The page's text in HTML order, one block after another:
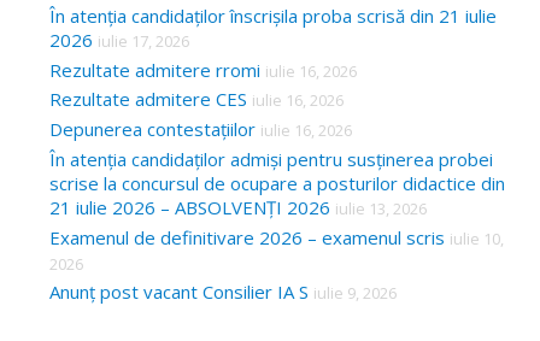
În atenția candidaților înscrișila proba scrisă din 21 iulie
2026 iulie 17, 2026
Rezultate admitere rromi iulie 16, 2026
Rezultate admitere CES iulie 16, 2026
Depunerea contestațiilor iulie 16, 2026
În atenția candidaților admiși pentru susținerea probei
scrise la concursul de ocupare a posturilor didactice din
21 iulie 2026 – ABSOLVENȚI 2026 iulie 13, 2026
Examenul de definitivare 2026 – examenul scris iulie 10,
2026
Anunț post vacant Consilier IA S iulie 9, 2026